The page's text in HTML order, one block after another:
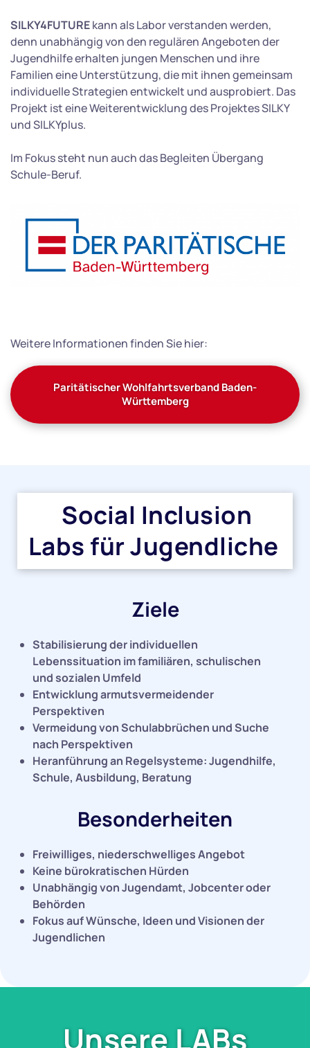
SILKY4FUTUREkann als Labor verstanden werden,
denn unabhängig von den regulären Angeboten der
Jugendhilfe erhalten jungen Menschen und ihre
Familien eine Unterstützung, die mit ihnen gemeinsam
individuelle Strategien entwickelt und ausprobiert. Das
Projekt ist eine Weiterentwicklung des Projektes SILKY
und SILKYplus.
Im Fokus steht nun auch das Begleiten Übergang
Schule-Beruf.
Weitere Informationen finden Sie hier:
Paritätischer Wohlfahrtsverband Baden-
Württemberg
Social Inclusion
Labs für Jugendliche
Ziele
Stabilisierung der individuellen
Lebenssituation im familiären, schulischen
und sozialen Umfeld
Entwicklung armutsvermeidender
Perspektiven
Vermeidung von Schulabbrüchen und Suche
nach Perspektiven
Heranführung an Regelsysteme: Jugendhilfe,
Schule, Ausbildung, Beratung
Besonderheiten
Freiwilliges, niederschwelliges Angebot
Keine bürokratischen Hürden
Unabhängig von Jugendamt, Jobcenter oder
Behörden
Fokus auf Wünsche, Ideen und Visionen der
Jugendlichen
Unsere LABs